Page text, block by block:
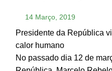
14 Março, 2019
Presidente da República
calor humano
No passado dia 12 de